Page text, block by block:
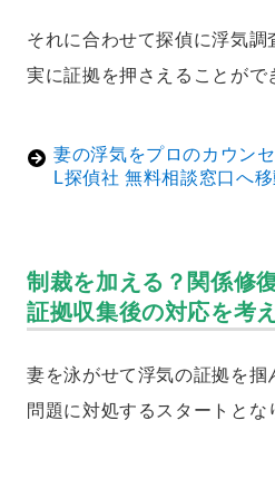
それに合わせて探偵に浮気調
実に証拠を押さえることがで
妻の浮気をプロのカウン
L探偵社 無料相談窓口へ移
制裁を加える？関係修
証拠収集後の対応を考
妻を泳がせて浮気の証拠を
問題に対処するスタートとな